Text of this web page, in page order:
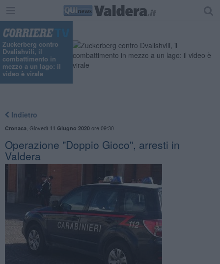
Zuckerberg contro
Dvalishvili, il
combattimento in
mezzo a un lago: il
video è virale
Indietro
Cronaca Giovedì 11 Giugno 2020ore 09:30
Operazione "Doppio Gioco", arresti in
Valdera